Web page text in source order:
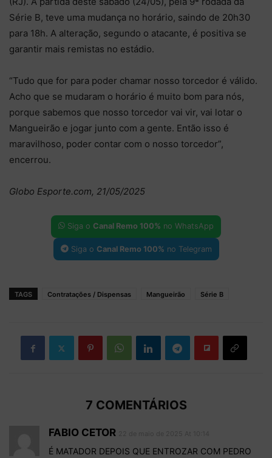
Série B, teve uma mudança no horário, saindo de 20h30
para 18h. A alteração, segundo o atacante, é positiva se
garantir mais remistas no estádio.
“Tudo que for para poder chamar nosso torcedor é válido.
Acho que se mudaram o horário é muito bom para nós,
porque sabemos que nosso torcedor vai vir, vai lotar o
Mangueirão e jogar junto com a gente. Então isso é
maravilhoso, poder contar com o nosso torcedor”,
encerrou.
Globo Esporte.com, 21/05/2025
Siga o Canal Remo 100% no WhatsApp
Siga o Canal Remo 100% no Telegram
TAGS Contratações / Dispensas Mangueirão Série B
7 COMENTÁRIOS
FABIO CETOR
É MATADOR DEPOIS QUE ENTROZAR COM PEDRO